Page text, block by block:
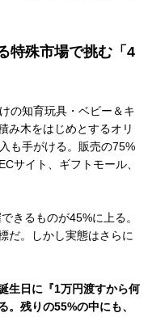
特殊市場で挑む「4
の知育玩具・ベビー＆キ
み木をはじめとするオリ
も手がける。販売の75%
サイト、ギフトモール、
きるものが45%に上る。
だ。しかし実態はさらに
生日に『1万円渡すから何
残りの55%の中にも、